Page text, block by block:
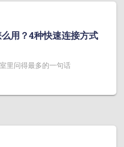
用？4种快速连接方式
里问得最多的一句话